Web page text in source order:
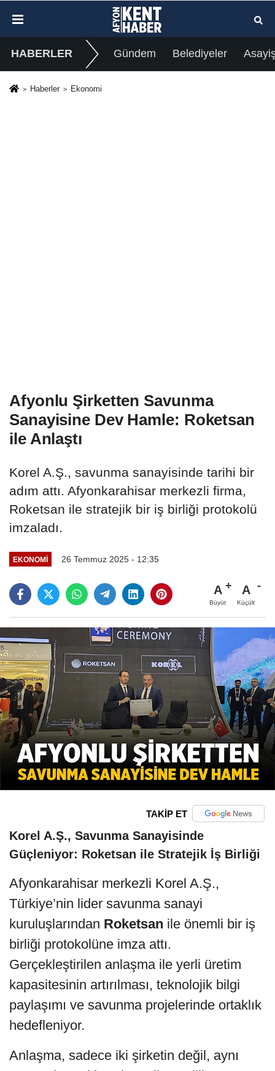
HABERLER Gündem Belediyeler
Haberler Ekonomi
Afyonlu Şirketten Savunma
Sanayisine Dev Hamle: Roketsan
ile Anlaştı
Korel A.Ş., savunma sanayisinde tarihi bir
adım attı. Afyonkarahisar merkezli firma,
Roketsan ile stratejik bir iş birliği protokolü
imzaladı.
EKONOMI 26 Temmuz 2025 - 12:35
A
Büyüt
A
Küçült
TAKİP ET
Korel A.Ş., Savunma Sanayisinde
Güçleniyor: Roketsan ile Stratejik İş Birliği
Afyonkarahisar merkezli Korel A.Ş.,
Türkiye’nin lider savunma sanayi
kuruluşlarından Roketsan ile önemli bir iş
birliği protokolüne imza attı.
Gerçekleştirilen anlaşma ile yerli üretim
kapasitesinin artırılması, teknolojik bilgi
paylaşımı ve savunma projelerinde ortaklık
hedefleniyor.
Anlaşma, sadece iki şirketin değil, aynı